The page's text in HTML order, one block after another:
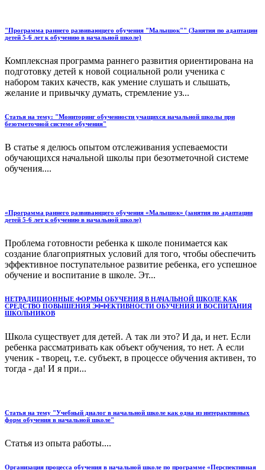
"Программа раннего развивающего обучения "Малышок"" (Занятия по адаптации
детей 5-6 лет к обучению в начальной школе)
Комплексная программа раннего развития ориентирована на
подготовку детей к новой социальной роли ученика с
набором таких качеств, как умение слушать и слышать,
желание и привычку думать, стремление уз...
Статья на тему: "Мониторинг обученности учащихся начальной школы при
безотметочной системе обучения"
В статье я делюсь опытом отслеживания успеваемости
обучающихся начальной школы при безотметочной системе
обучения....
«Программа раннего развивающего обучения «Малышок» (занятия по адаптации
детей 5-6 лет к обучению в начальной школе)
Проблема готовности ребенка к школе понимается как
создание благоприятных условий для того, чтобы обеспечить
эффективное поступательное развитие ребенка, его успешное
обучение и воспитание в школе. Эт...
НЕТРАДИЦИОННЫЕ ФОРМЫ ОБУЧЕНИЯ В НАЧАЛЬНОЙ ШКОЛЕ КАК
СРЕДСТВО ПОВЫШЕНИЯ ЭФФЕКТИВНОСТИ ОБУЧЕНИЯ И ВОСПИТАНИЯ
ШКОЛЬНИКОВ
Школа существует для детей. А так ли это? И да, и нет. Если
ребенка рассматривать как объект обучения, то нет. А если
ученик - творец, т.е. субъект, в процессе обучения активен, то
тогда - да! И я при...
Статья на тему "Учебный диалог в начальной школе как одна из интерактивных
форм обучения в начальной школе"
Статья из опыта работы....
Организация процесса обучения в начальной школе по программе «Перспективная